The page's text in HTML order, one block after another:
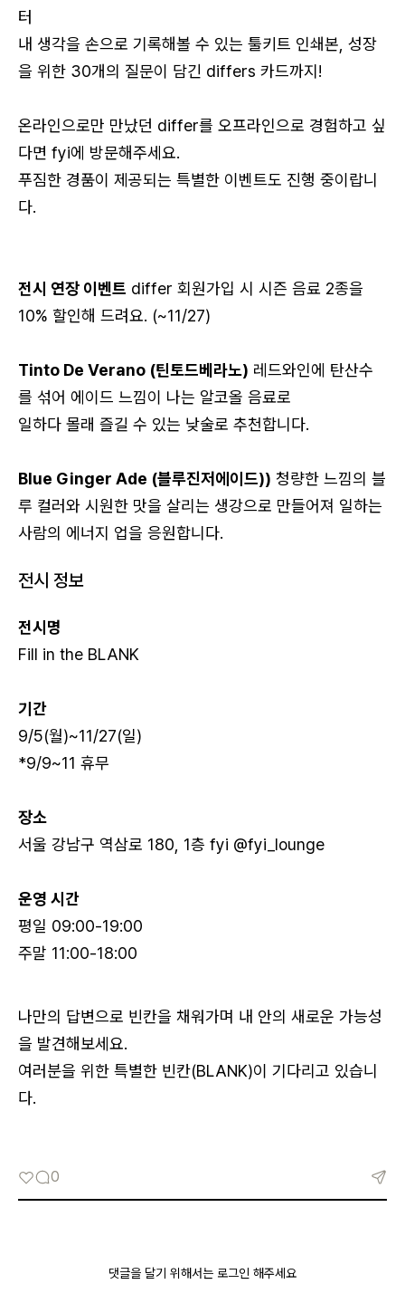
터
내 생각을 손으로 기록해볼 수 있는 툴키트 인쇄본, 성장
을 위한 30개의 질문이 담긴 differs 카드까지!
온라인으로만 만났던 differ를 오프라인으로 경험하고 싶
다면 fyi에 방문해주세요.
푸짐한 경품이 제공되는 특별한 이벤트도 진행 중이랍니
다.
전시 연장 이벤트 differ 회원가입 시 시즌 음료 2종을
10% 할인해 드려요. (~11/27)
Tinto De Verano (틴토드베라노) 레드와인에 탄산수
를 섞어 에이드 느낌이 나는 알코올 음료로
일하다 몰래 즐길 수 있는 낮술로 추천합니다.
Blue Ginger Ade (블루진저에이드)) 청량한 느낌의 블
루 컬러와 시원한 맛을 살리는 생강으로 만들어져 일하는
사람의 에너지 업을 응원합니다.
전시 정보
전시명
Fill in the BLANK
기간
9/5(월)~11/27(일)
*9/9~11 휴무
장소
서울 강남구 역삼로 180, 1층 fyi @fyi_lounge
운영 시간
평일 09:00-19:00
주말 11:00-18:00
나만의 답변으로 빈칸을 채워가며 내 안의 새로운 가능성
을 발견해보세요.
여러분을 위한 특별한 빈칸(BLANK)이 기다리고 있습니
다.
0
댓글을 달기 위해서는 로그인 해주세요
카카오로 시작하기
로그인 상태 유지